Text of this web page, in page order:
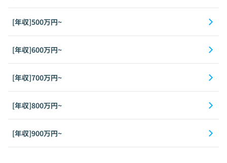
[年収]500万円~
[年収]600万円~
[年収]700万円~
[年収]800万円~
[年収]900万円~